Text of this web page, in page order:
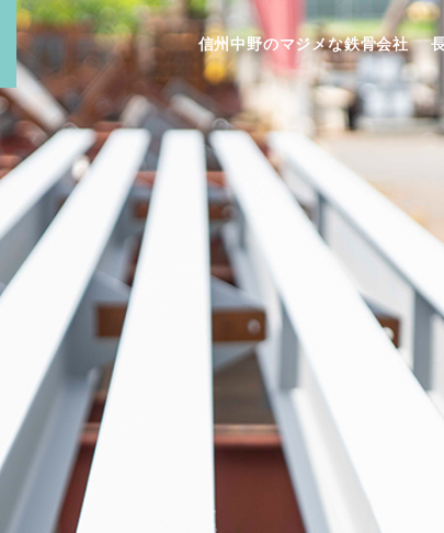
信州中野のマジメな鉄骨会社
ABOUT US
会社案内
PERSONALITY
こんな人を求めていま